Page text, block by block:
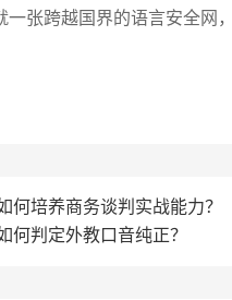
一张跨越国界的语言安全网
何培养商务谈判实战能力？
何判定外教口音纯正？